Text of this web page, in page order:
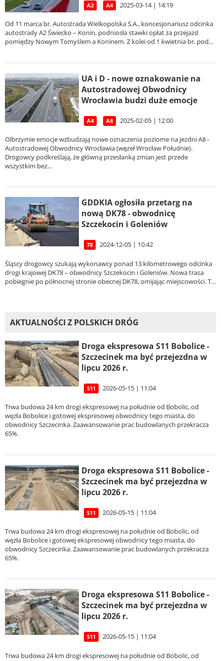
A2 A4 2025-03-14 | 14:19
Od 11 marca br. Autostrada Wielkopolska S.A., koncesjonariusz odcinka
autostrady A2 Świecko – Konin, podniosła stawki opłat za przejazd
pomiędzy Nowym Tomyślem a Koninem. Z kolei od 1 kwietnia br. pod...
UA i D - nowe oznakowanie na
Autostradowej Obwodnicy
Wrocławia budzi duże emocje
A4 A8 2025-02-05 | 12:00
Olbrzymie emocje wzbudzają nowe oznaczenia poziome na jezdni A8 -
Autostradowej Obwodnicy Wrocławia (węzeł Wrocław Południe).
Drogowcy podkreślają, że główną przesłanką zmian jest przede
wszystkim bez...
GDDKIA ogłosiła przetarg na
nową DK78 - obwodnicę
Szczekocin i Goleniów
78 2024-12-05 | 10:42
Śląscy drogowcy szukają wykonawcy ponad 13 kilometrowego odcinka
drogi krajowej DK78 – obwodnicy Szczekocin i Goleniów. Nowa trasa
pobiegnie po północnej stronie obecnej DK78, omijając miejscowości. T...
AKTUALNOŚCI Z POLSKICH DRÓG
Droga ekspresowa S11 Bobolice -
Szczecinek ma być przejezdna w
lipcu 2026 r.
S11 2026-05-15 | 11:04
Trwa budowa 24 km drogi ekspresowej na południe od Bobolic, od
węzła Bobolice i gotowej ekspresowej obwodnicy tego miasta, do
obwodnicy Szczecinka. Zaawansowanie prac budowlanych przekracza
65%.
Droga ekspresowa S11 Bobolice -
Szczecinek ma być przejezdna w
lipcu 2026 r.
S11 2026-05-15 | 11:04
Trwa budowa 24 km drogi ekspresowej na południe od Bobolic, od
węzła Bobolice i gotowej ekspresowej obwodnicy tego miasta, do
obwodnicy Szczecinka. Zaawansowanie prac budowlanych przekracza
65%.
Droga ekspresowa S11 Bobolice -
Szczecinek ma być przejezdna w
lipcu 2026 r.
S11 2026-05-15 | 11:04
Trwa budowa 24 km drogi ekspresowej na południe od Bobolic, od